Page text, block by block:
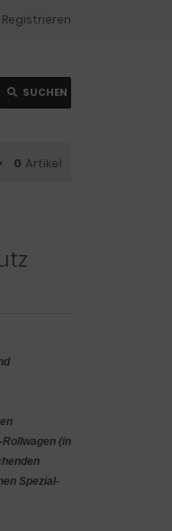
Registrieren
SUCHEN
0 Artikel
(in
Spezial-